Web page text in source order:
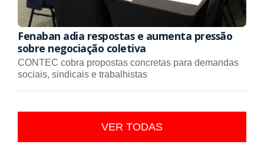
Fenaban adia respostas e aumenta pressão
sobre negociação coletiva
CONTEC cobra propostas concretas para demandas
sociais, sindicais e trabalhistas
VER TODAS